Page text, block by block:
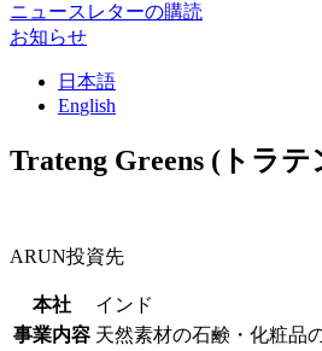
ニュースレターの購読
お知らせ
日 本語
English
Trateng Greens (トラ
ARUN投資先
本社
インド
事業内容 天然素材の石鹸・化粧品